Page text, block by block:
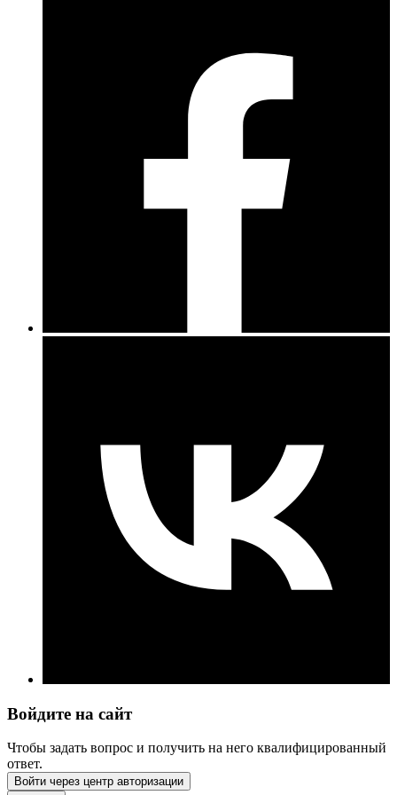
Войдите на сайт
Чтобы задать вопрос и получить на него квалифицированный
ответ.
Войти через центр авторизации